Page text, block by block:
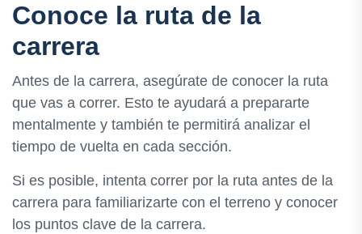
Conoce la ruta de la
carrera
Antes de la carrera, asegúrate de conocer la ruta
que vas a correr. Esto te ayudará a prepararte
mentalmente y también te permitirá analizar el
tiempo de vuelta en cada sección.
Si es posible, intenta correr por la ruta antes de la
carrera para familiarizarte con el terreno y conocer
los puntos clave de la carrera.